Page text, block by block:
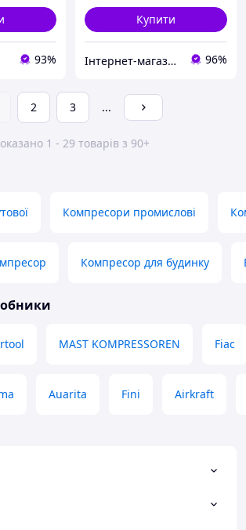
93%
Купити
Інтернет-магазин "Little Sam" 96%
2 3 ...
1 - 29 товарів з 90+
Компресори промислові
Компресор для будинку
MAST KOMPRESSOREN Fiac
Auarita Fini Airkraft